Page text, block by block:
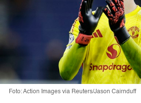
Foto: Action Images via Reuters/Jason Cairnduff